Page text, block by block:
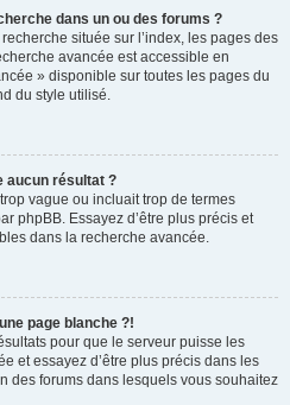
dans un ou des forums ?
située sur l’index, les pages des
avancée est accessible en
» disponible sur toutes les pages du
du style utilisé.
aucun résultat ?
vague ou incluait trop de termes
phpBB. Essayez d’être plus précis et
dans la recherche avancée.
page blanche ?!
pour que le serveur puisse les
et essayez d’être plus précis dans les
des forums dans lesquels vous souhaitez